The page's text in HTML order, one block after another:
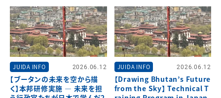
JUIDA INFO 2026.06.12
【ブータンの未来を空から描
く】本邦研修実施 ― 未来を担
JUIDA INFO 2026.06.12
【Drawing Bhutan’s Future
from the Sky】 Technical T